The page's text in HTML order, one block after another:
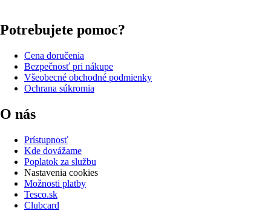
Potrebujete pomoc?
Cena doručenia
Bezpečnosť pri nákupe
Všeobecné obchodné podmienky
Ochrana súkromia
O nás
Prístupnosť
Kde dovážame
Poplatok za službu
Nastavenia cookies
Možnosti platby
Tesco.sk
Clubcard